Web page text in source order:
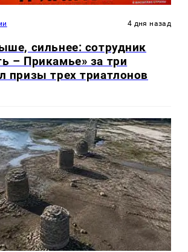
4 дня назад
сильнее: сотрудник
– Прикамье» за три
призы трех триатлонов